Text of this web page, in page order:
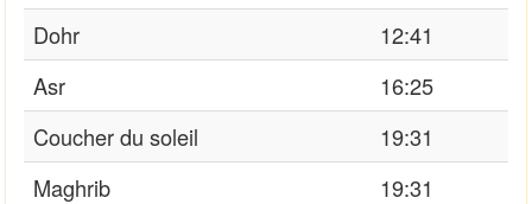
Dohr
12:41
Asr
16:25
Coucher du soleil
19:31
Maghrib
19:31